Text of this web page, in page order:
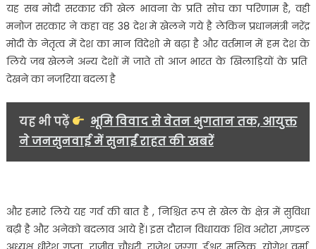
यह सब मोदी सरकार की खेल भावना के प्रति सोच का परिणाम है, वही
मनोज सरकार ने कहा वह 38 देश मे खेलने गये है लेकिन प्रधानमंत्री नरेंद्र
मोदी के नेतृत्व में देश का मान विदेशो मे बढ़ा है और वर्तमान में हम देश के
लिये जब खेलने अन्य देशों में जाते तो आज भारत के खिलाड़ियों के प्रति
देखने का नजरिया बदला है
यह भी पढ़ें
भूमि विवाद से वेतन भुगतान तक, आयुक्त
ने जनसुनवाई में सुनाईं राहत की खबरें
और हमारे लिये यह गर्व की बात है , निश्चित रूप से खेल के क्षेत्र में सुविधा
बढ़ी है और अनेको बदलाव आये हैं। इस दौरान विधायक शिव अरोरा ,मण्डल